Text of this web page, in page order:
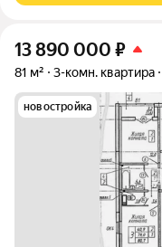
13 890 000 ₽
81 м² 3-комн. квартира
новостройка